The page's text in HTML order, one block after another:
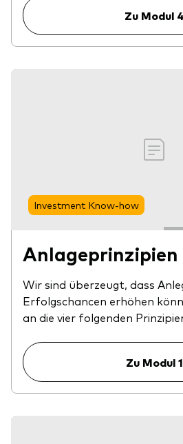
Zu Modul 4
Investment Know-how
Anlageprinzipien
Wir sind überzeugt, dass
Erfolgschancen erhöhen
an die vier folgenden
Zu Modul 1